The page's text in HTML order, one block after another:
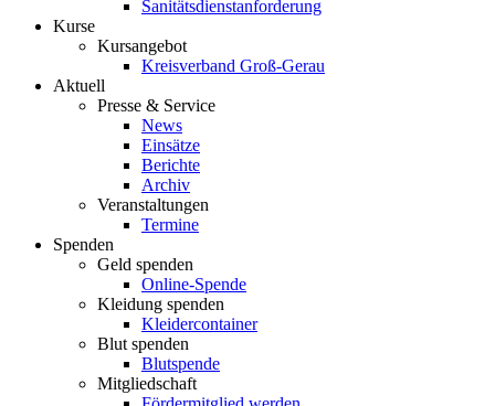
Sanitätsdienstanforderung
Kurse
Kursangebot
Kreisverband Groß-Gerau
Aktuell
Presse & Service
News
Einsätze
Berichte
Archiv
Veranstaltungen
Termine
Spenden
Geld spenden
Online-Spende
Kleidung spenden
Kleidercontainer
Blut spenden
Blutspende
Mitgliedschaft